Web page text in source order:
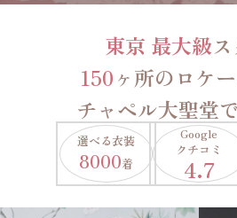
東京 最大級
150ヶ所のロケ
チャペル大聖堂
選べる衣装
8000着
Google
クチコミ
4.7